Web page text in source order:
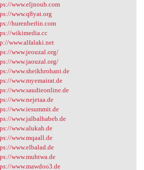
www.eljnoub.com
www.q8yat.org
hurenberlin.com
wikimedia.cc
www.alfalaki.net
www.jeouzal.org/
www.jaouzal.org/
www.sheikhrohani.de
www.myemairat.de
www.saudieonline.de
www.nejetaa.de
www.iesummit.de
www.jalbalhabeb.de
www.alukah.de
www.mqaall.de
www.elbalad.de
www.muhtwa.de
www.mawdoo3.de